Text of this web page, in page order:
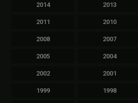
2014 2013
2011 2010
2008 2007
2005 2004
2002 2001
1999 1998